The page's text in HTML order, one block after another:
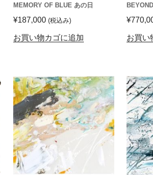
MEMORY OF BLUE あの日
¥187,000 (税込み)
お買い物カゴに追加
¥
お買い